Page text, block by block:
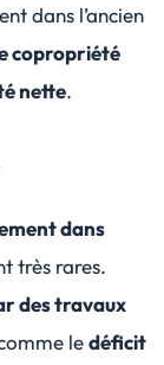
dans l’ancien
copropriété
nette.
dans
très rares.
des travaux
ledéficit